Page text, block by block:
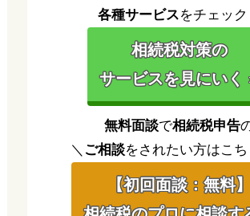
各種サービスをチェック
相続税対策の
サービスを見にいく
無料面談で相続税申告
＼ ご相談をされたい方はこち
【初回面談：無料】